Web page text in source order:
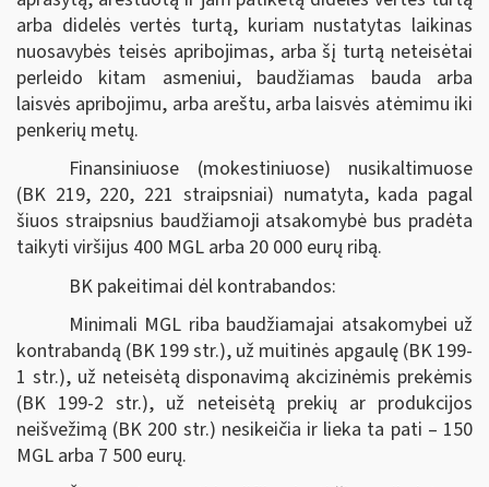
arba didelės vertės turtą, kuriam nustatytas laikinas
nuosavybės teisės apribojimas, arba šį turtą neteisėtai
perleido kitam asmeniui, baudžiamas bauda arba
laisvės apribojimu, arba areštu, arba laisvės atėmimu iki
penkerių metų.
Finansiniuose (mokestiniuose) nusikaltimuose
(BK 219, 220, 221 straipsniai) numatyta, kada pagal
šiuos straipsnius baudžiamoji atsakomybė bus pradėta
taikyti viršijus 400 MGL arba 20 000 eurų ribą.
BK pakeitimai dėl kontrabandos:
Minimali MGL riba baudžiamajai atsakomybei už
kontrabandą (BK 199 str.), už muitinės apgaulę (BK 199-
1 str.), už neteisėtą disponavimą akcizinėmis prekėmis
(BK 199-2 str.), už neteisėtą prekių ar produkcijos
neišvežimą (BK 200 str.) nesikeičia ir lieka ta pati – 150
MGL arba 7 500 eurų.